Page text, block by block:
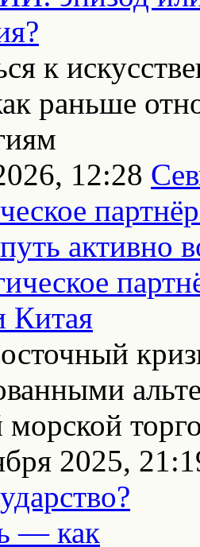
к
раньше
12:28
2025,